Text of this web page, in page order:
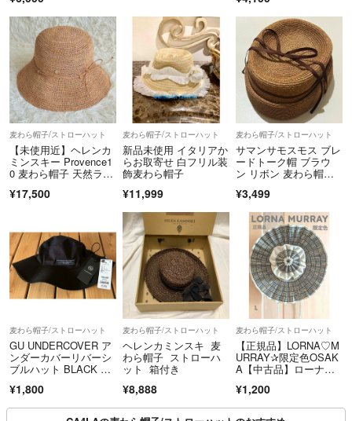
麦わら帽子/ストローハット
【未使用近】ヘレンカ
ミンスキー Provence1
0 麦わら帽子 天然ラフ
策 旅行 リゾート
¥17,500
麦わら帽子/ストローハット
新品未使用 イタリアか
らお取寄せ 白フリル装
飾麦わら帽子
¥11,999
麦わら帽子/ストローハット
サマンサモスモス ブレ
ードトーク帽 ブラウ
ン リボン 麦わら帽
¥3,499
麦わら帽子/ストローハット
GU UNDERCOVER ア
ンダーカバーリバーシ
ブルハット BLACK ブ
¥1,800
麦わら帽子/ストローハット
ヘレンカミンスキ 麦
わら帽子 ストローハ
ット 箱付き
¥8,888
麦わら帽子/ストローハット
【正規品】LORNA♡M
URRAY✰限定色OSAK
A【中古品】ローナマ
¥1,200